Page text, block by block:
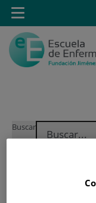
Saltar al contenido
SaltarBuscar
Toggle
navigation